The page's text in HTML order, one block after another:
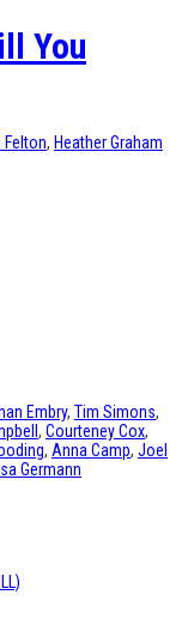
You
Felton, Heather Graham
Embry, Tim Simons,
, Courteney Cox,
, Anna Camp, Joel
Germann